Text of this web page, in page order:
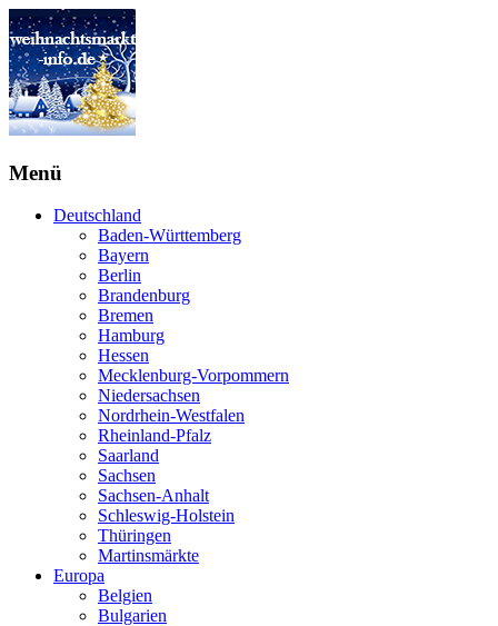
Menü
Deutschland
Baden-Württemberg
Bayern
Berlin
Brandenburg
Bremen
Hamburg
Hessen
Mecklenburg-Vorpommern
Niedersachsen
Nordrhein-Westfalen
Rheinland-Pfalz
Saarland
Sachsen
Sachsen-Anhalt
Schleswig-Holstein
Thüringen
Martinsmärkte
Europa
Belgien
Bulgarien